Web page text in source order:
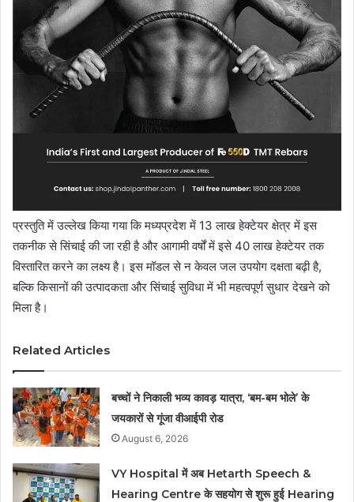
प्रस्तुति में उल्लेख किया गया कि मध्यप्रदेश में 13 लाख हेक्टेयर क्षेत्र में इस
तकनीक से सिंचाई की जा रही है और आगामी वर्षों में इसे 40 लाख हेक्टेयर तक
विस्तारित करने का लक्ष्य है। इस मॉडल से न केवल जल उपयोग दक्षता बढ़ी है,
बल्कि किसानों की उत्पादकता और सिंचाई सुविधा में भी महत्वपूर्ण सुधार देखने को
मिला है।
Related Articles
बच्चों ने निकाली भव्य कावड़ यात्रा, ‘बम-बम भोले’ के
जयकारों से गूंजा वीआईपी रोड
August 6, 2026
VY Hospital में अब Hetarth Speech &
Hearing Centre के सहयोग से शुरू हुई Hearing